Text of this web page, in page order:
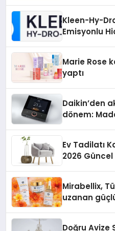
Kleen-Hy-
Emisyonlu
Marie Rose
yaptı
Daikin’den
dönem:
Ev Tadilatı
2026
Mirabellix,
uzanan
Doğru Avize